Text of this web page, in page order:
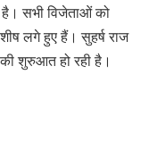
है। सभी विजेताओं को
लगे हुए हैं। सुहर्ष राज
शुरुआत हो रही है।